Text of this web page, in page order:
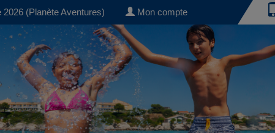
2026 (Planète Aventures) Mon compte